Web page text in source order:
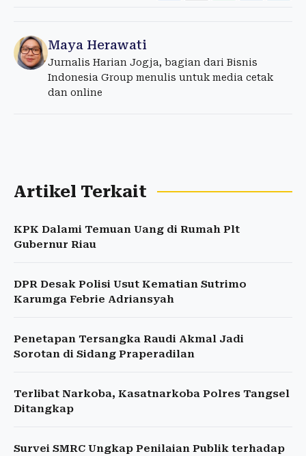
Maya Herawati
Jurnalis Harian Jogja, bagian dari Bisnis
Indonesia Group menulis untuk media cetak
dan online
Artikel Terkait
KPK Dalami Temuan Uang di Rumah Plt
Gubernur Riau
DPR Desak Polisi Usut Kematian Sutrimo
Karumga Febrie Adriansyah
Penetapan Tersangka Raudi Akmal Jadi
Sorotan di Sidang Praperadilan
Terlibat Narkoba, Kasatnarkoba Polres Tangsel
Ditangkap
Survei SMRC Ungkap Penilaian Publik terhadap